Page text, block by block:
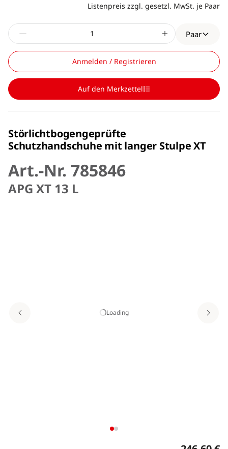
Listenpreis zzgl. gesetzl. MwSt. je Paar
Paar
Anmelden / Registrieren
Auf den Merkzettel
Störlichtbogengeprüfte
Schutzhandschuhe mit langer Stulpe XT
Art.-Nr. 785846
APG XT 13 L
Loading